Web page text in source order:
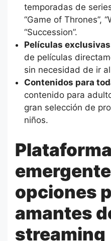
temporadas de
“Game of Thrones”,
“Succession”.
Películas
de películas
sin necesidad de ir
Contenidos para
contenido para
gran selección de
niños.
opciones
amantes
streaming